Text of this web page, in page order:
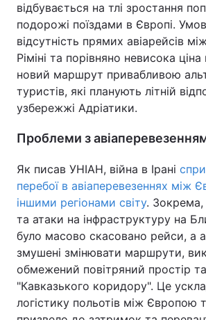
відбувається на тлі зростання
подорожі поїздами в Європі.
відсутність прямих авіарейсів
Ріміні та порівняно невисока
новий маршрут привабливою
туристів, які планують літній
узбережжі Адріатики.
Проблеми з
Як писав УНІАН, війна в Ірані
перебої в авіаперевезеннях між
іншими регіонами світу. Зокрема,
та атаки на інфраструктуру на
було масово скасовано рейси, а
змушені змінювати маршрути,
обмежений повітряний простір
"Кавказького коридору". Це
логістику польотів між Європою